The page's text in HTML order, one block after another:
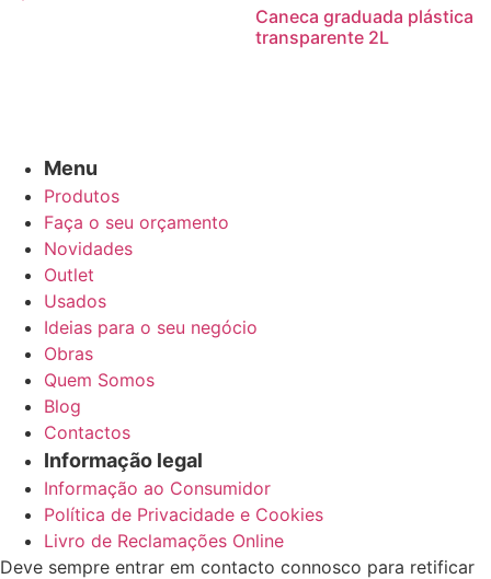
Caneca graduada plástica
transparente 2L
Menu
Produtos
Faça o seu orçamento
Novidades
Outlet
Usados
Ideias para o seu negócio
Obras
Quem Somos
Blog
Contactos
Informação legal
Informação ao Consumidor
Política de Privacidade e Cookies
Livro de Reclamações Online
Deve sempre entrar em contacto connosco para retificar